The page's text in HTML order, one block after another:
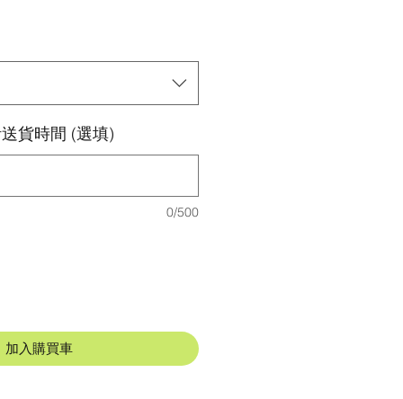
貨時間 (選填)
0/500
加入購買車